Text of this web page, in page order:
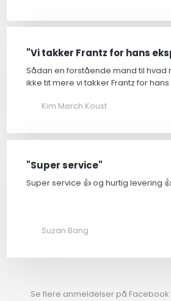
"Vi takker Frantz for hans
Sådan en forstående mand til hvad
ikke tit mere vi takker Frantz for
Kim Mørch Koust
"Super service"
Super service 👍 og hurtig levering
Suzan Bang
Se flere anmeldelser på Facebook​